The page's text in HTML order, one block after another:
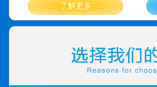
了解更多